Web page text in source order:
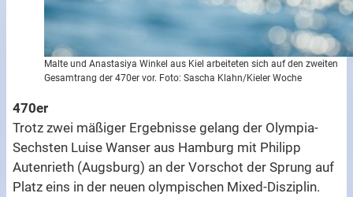
Malte und Anastasiya Winkel aus Kiel arbeiteten sich auf den zweiten
Gesamtrang der 470er vor. Foto: Sascha Klahn/Kieler Woche
470er
Trotz zwei mäßiger Ergebnisse gelang der Olympia-
Sechsten Luise Wanser aus Hamburg mit Philipp
Autenrieth (Augsburg) an der Vorschot der Sprung auf
Platz eins in der neuen olympischen Mixed-Disziplin.